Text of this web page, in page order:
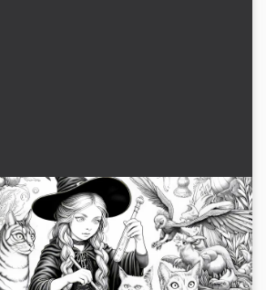
Heksen tester trylledrik med
dyr og magiske væsener: Gratis
farvelægning
Væk heksen til live med hendes trylledrik
og dyrene! Download nu gratis og bliv